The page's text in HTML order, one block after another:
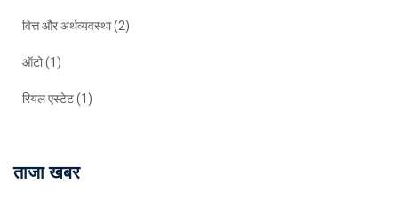
वित्त और अर्थव्यवस्था(2)
ऑटो(1)
रियल एस्टेट(1)
ताजा खबर